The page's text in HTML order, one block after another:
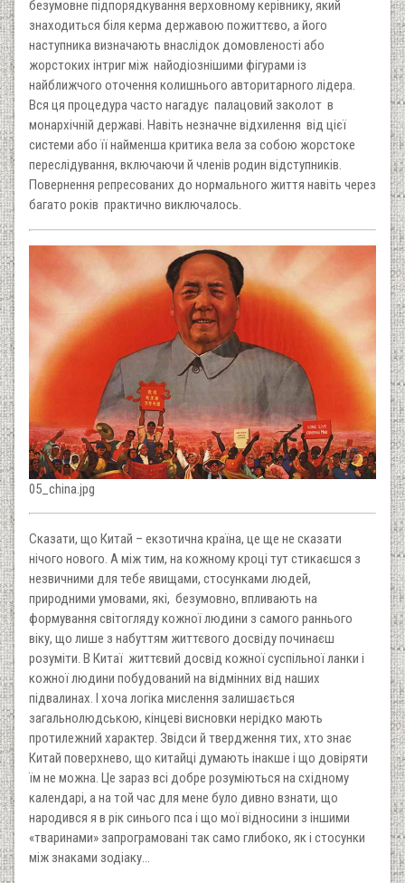
безумовне підпорядкування верховному керівнику, який
знаходиться біля керма державою пожиттєво, а його
наступника визначають внаслідок домовленості або
жорстоких інтриг між найодіознішими фігурами із
найближчого оточення колишнього авторитарного лідера.
Вся ця процедура часто нагадує палацовий заколот в
монархічній державі. Навіть незначне відхилення від цієї
системи або її найменша критика вела за собою жорстоке
переслідування, включаючи й членів родин відступників.
Повернення репресованих до нормального життя навіть через
багато років практично виключалось.
05_china.jpg
Сказати, що Китай – екзотична країна, це ще не сказати
нічого нового. А між тим, на кожному кроці тут стикаєшся з
незвичними для тебе явищами, стосунками людей,
природними умовами, які, безумовно, впливають на
формування світогляду кожної людини з самого раннього
віку, що лише з набуттям життєвого досвіду починаєш
розуміти. В Китаї життєвий досвід кожної суспільної ланки і
кожної людини побудований на відмінних від наших
підвалинах. І хоча логіка мислення залишається
загальнолюдською, кінцеві висновки нерідко мають
протилежний характер. Звідси й твердження тих, хто знає
Китай поверхнево, що китайці думають інакше і що довіряти
їм не можна. Це зараз всі добре розуміються на східному
календарі, а на той час для мене було дивно взнати, що
народився я в рік синього пса і що мої відносини з іншими
«тваринами» запрограмовані так само глибоко, як і стосунки
між знаками зодіаку…